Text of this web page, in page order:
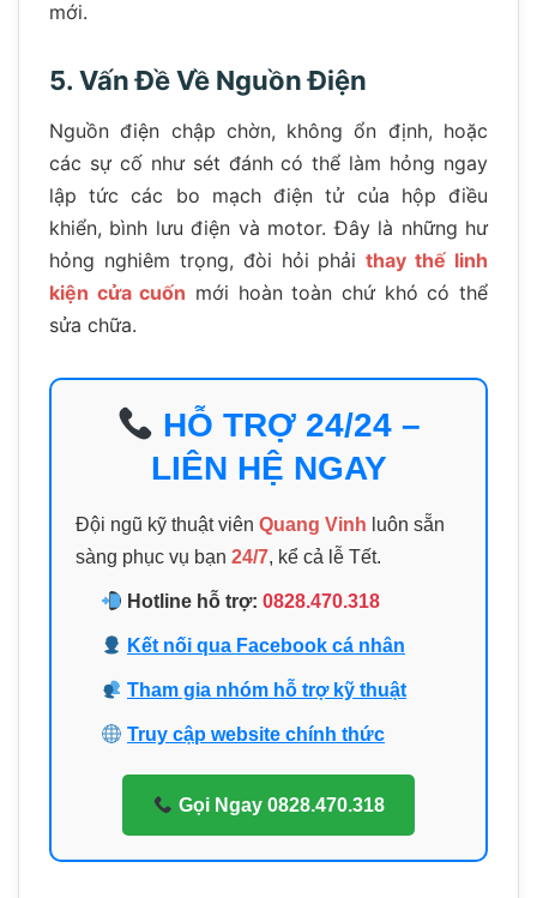
mới.
5. Vấn Đề Về Nguồn Điện
Nguồn điện chập chờn, không ổn định, hoặc
các sự cố như sét đánh có thể làm hỏng ngay
lập tức các bo mạch điện tử của hộp điều
khiển, bình lưu điện và motor. Đây là những hư
hỏng nghiêm trọng, đòi hỏi phảithay thế linh
kiện cửa cuốn mới hoàn toàn chứ khó có thể
sửa chữa.
HỖ TRỢ 24/24 –
LIÊN HỆ NGAY
Đội ngũ kỹ thuật viên Quang Vinh luôn sẵn
sàng phục vụ bạn 24/7, kể cả lễ Tết.
Hotline hỗ trợ: 0828.470.318
Kết nối qua Facebook cá nhân
Tham gia nhóm hỗ trợ kỹ thuật
Truy cập website chính thức
Gọi Ngay 0828.470.318